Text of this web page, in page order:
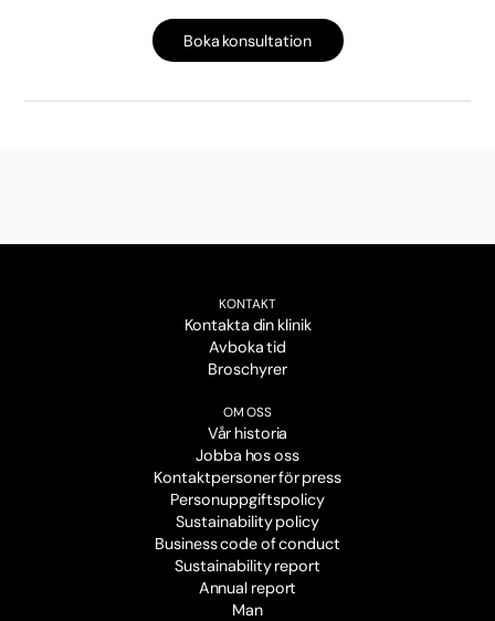
Boka konsultation
KONTAKT
Kontakta din klinik
Avboka tid
Broschyrer
OM OSS
Vår historia
Jobba hos oss
Kontaktpersoner för press
Personuppgiftspolicy
Sustainability policy
Business code of conduct
Sustainability report
Annual report
Man